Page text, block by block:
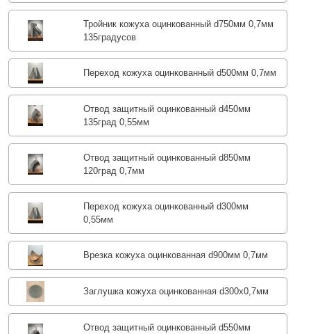
Тройник кожуха оцинкованный d750мм 0,7мм
135градусов
Переход кожуха оцинкованный d500мм 0,7мм
Отвод защитный оцинкованный d450мм
135град 0,55мм
Отвод защитный оцинкованный d850мм
120град 0,7мм
Переход кожуха оцинкованный d300мм
0,55мм
Врезка кожуха оцинкованная d900мм 0,7мм
Заглушка кожуха оцинкованная d300х0,7мм
Отвод защитный оцинкованный d550мм